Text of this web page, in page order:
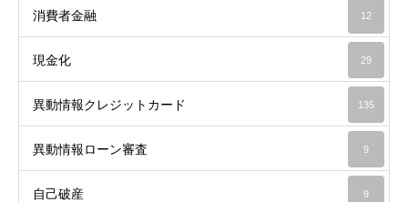
消費者金融 12
現金化 29
異動情報クレジットカード 135
異動情報ローン審査 9
自己破産 9